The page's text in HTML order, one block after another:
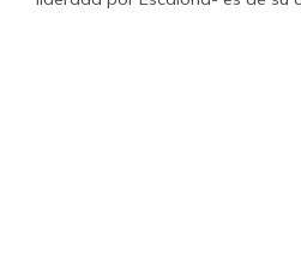
El cambio también fue de
CETRA buscaba la
acogiéndose a beneficios
económicas como la minería,
pesquera, textil, bancaria, etc.
Cano se larga a crear